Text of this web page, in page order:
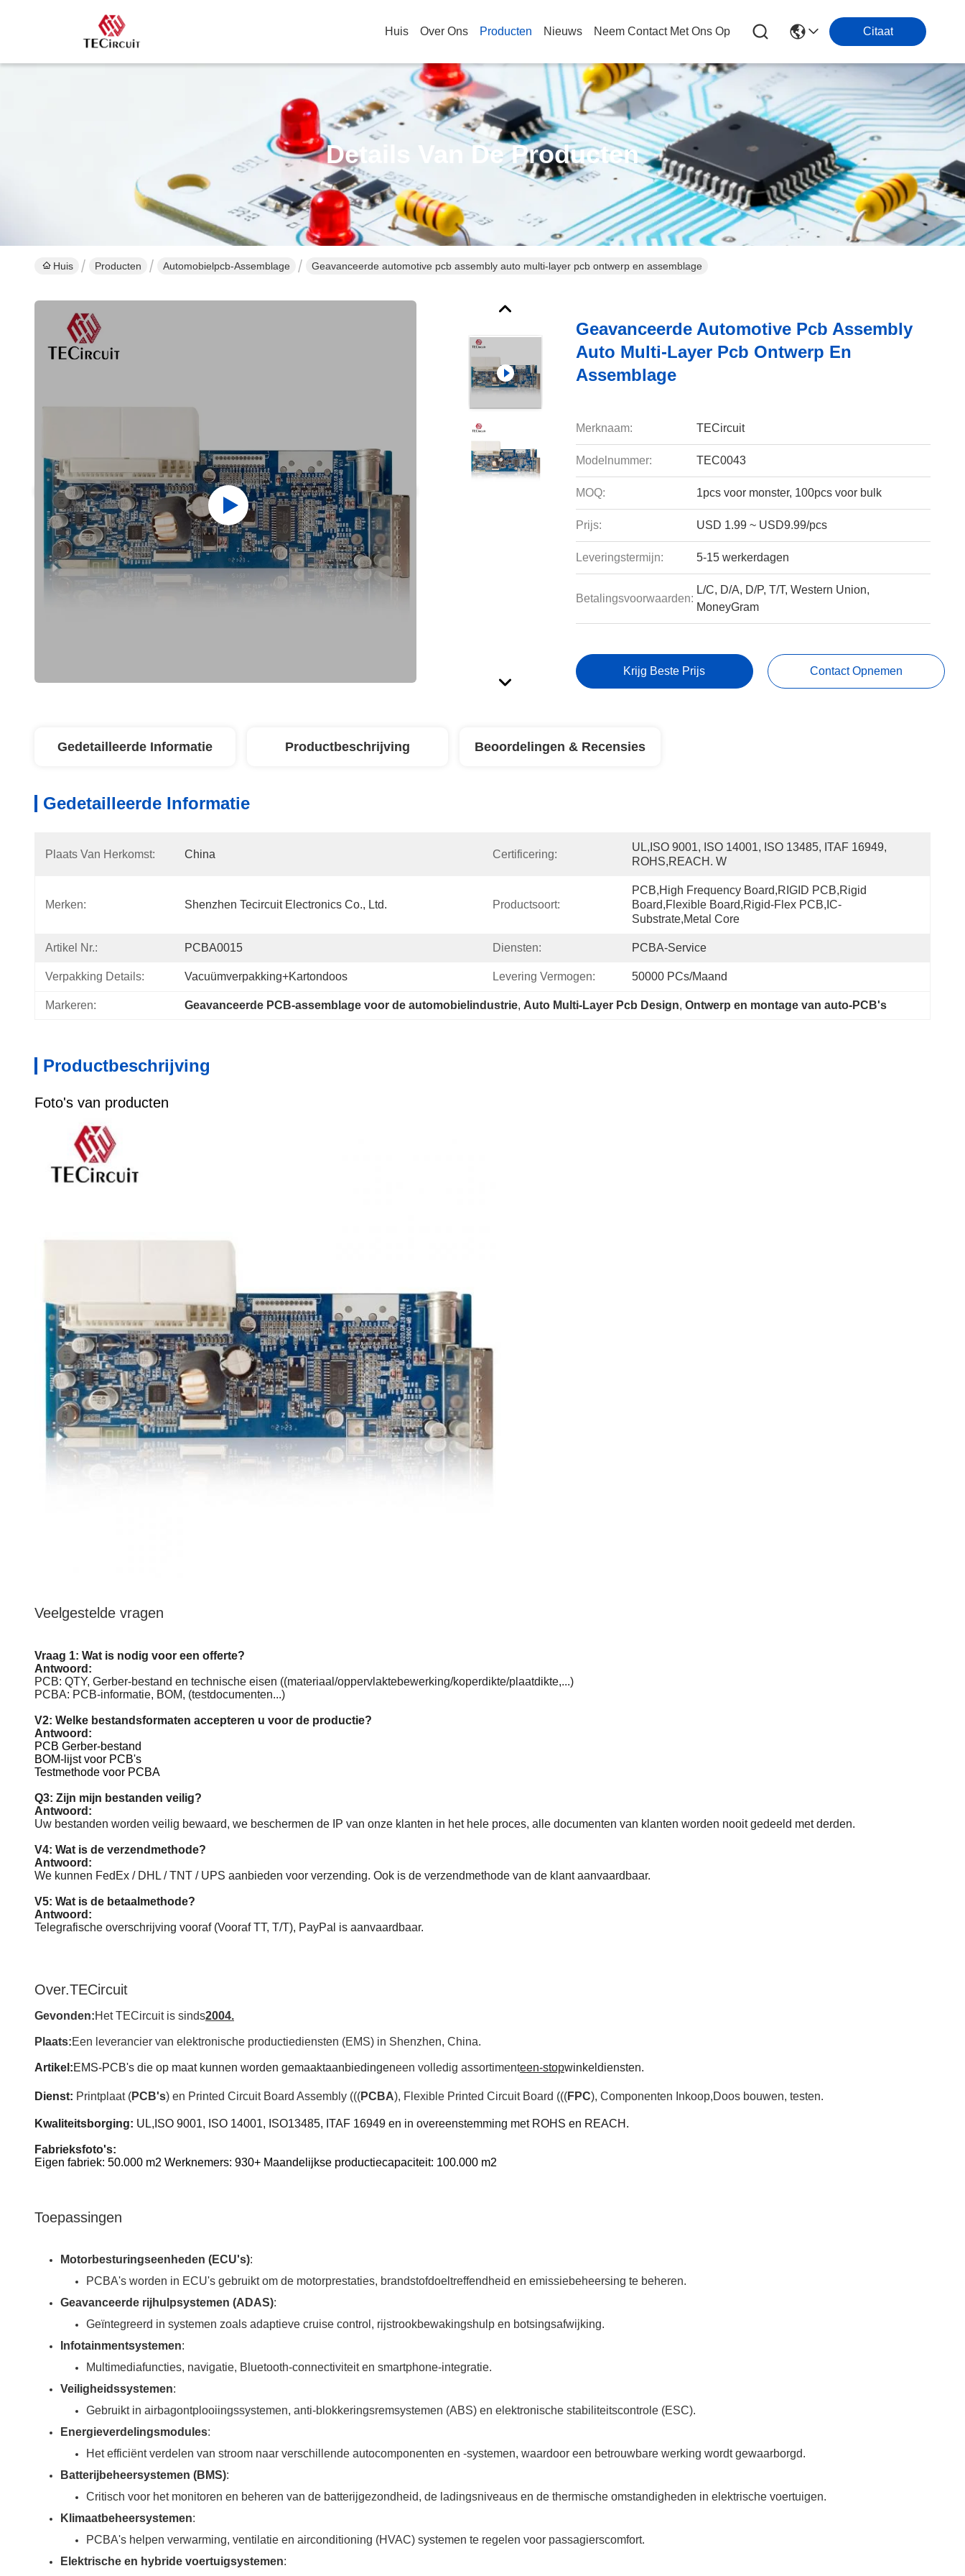
Huis Over Ons Producten Nieuws Neem Contact Met Ons Op Citaat
Details Van De Producten
Huis Producten Automobielpcb-Assemblage Geavanceerde automotive pcb assembly auto multi-layer pcb ontwerp en assemblage
Geavanceerde Automotive Pcb Assembly
Auto Multi-Layer Pcb Ontwerp En
Assemblage
Merknaam: TECircuit
Modelnummer: TEC0043
MOQ: 1pcs voor monster, 100pcs voor bulk
Prijs: USD 1.99 ~ USD9.99/pcs
Leveringstermijn: 5-15 werkerdagen
Betalingsvoorwaarden:
L/C, D/A, D/P, T/T, Western Union,
MoneyGram
Krijg Beste Prijs Contact Opnemen
Gedetailleerde Informatie Productbeschrijving Beoordelingen & Recensies
Gedetailleerde Informatie
Plaats Van Herkomst: China Certificering:
UL,ISO 9001, ISO 14001, ISO 13485, ITAF 16949,
ROHS,REACH. W
Merken: Shenzhen Tecircuit Electronics Co., Ltd. Productsoort:
PCB,High Frequency Board,RIGID PCB,Rigid
Board,Flexible Board,Rigid-Flex PCB,IC-
Substrate,Metal Core
Artikel Nr.: PCBA0015 Diensten: PCBA-Service
Verpakking Details: Vacuümverpakking+kartondoos Levering Vermogen: 50000 PCs/maand
Markeren: Geavanceerde PCB-assemblage voor de automobielindustrie, Auto Multi-Layer Pcb Design, Ontwerp en montage van auto-PCB's
Productbeschrijving
Foto's van producten
Veelgestelde vragen
Vraag 1: Wat is nodig voor een offerte?
Antwoord:
PCB: QTY, Gerber-bestand en technische eisen ((materiaal/oppervlaktebewerking/koperdikte/plaatdikte,...)
PCBA: PCB-informatie, BOM, (testdocumenten...)
V2: Welke bestandsformaten accepteren u voor de productie?
Antwoord:
PCB Gerber-bestand
BOM-lijst voor PCB's
Testmethode voor PCBA
Q3: Zijn mijn bestanden veilig?
Antwoord:
Uw bestanden worden veilig bewaard, we beschermen de IP van onze klanten in het hele proces, alle documenten van klanten worden nooit gedeeld met derden.
V4: Wat is de verzendmethode?
Antwoord:
We kunnen FedEx / DHL / TNT / UPS aanbieden voor verzending. Ook is de verzendmethode van de klant aanvaardbaar.
V5: Wat is de betaalmethode?
Antwoord:
Telegrafische overschrijving vooraf (Vooraf TT, T/T), PayPal is aanvaardbaar.
Over.TECircuit
Gevonden:Het TECircuit is sinds2004.
Plaats:Een leverancier van elektronische productiediensten (EMS) in Shenzhen, China.
Artikel:EMS-PCB's die op maat kunnen worden gemaaktaanbiedingeneen volledig assortimenteen-stopwinkeldiensten.
Dienst: Printplaat (PCB's) en Printed Circuit Board Assembly (((PCBA), Flexible Printed Circuit Board (((FPC), Componenten Inkoop,Doos bouwen, testen.
Kwaliteitsborging: UL,ISO 9001, ISO 14001, ISO13485, ITAF 16949 en in overeenstemming met ROHS en REACH.
Fabrieksfoto's:
Eigen fabriek: 50.000 m2 Werknemers: 930+ Maandelijkse productiecapaciteit: 100.000 m2
Toepassingen
Motorbesturingseenheden (ECU's):
PCBA's worden in ECU's gebruikt om de motorprestaties, brandstofdoeltreffendheid en emissiebeheersing te beheren.
Geavanceerde rijhulpsystemen (ADAS):
Geïntegreerd in systemen zoals adaptieve cruise control, rijstrookbewakingshulp en botsingsafwijking.
Infotainmentsystemen:
Multimediafuncties, navigatie, Bluetooth-connectiviteit en smartphone-integratie.
Veiligheidssystemen:
Gebruikt in airbagontplooiingssystemen, anti-blokkeringsremsystemen (ABS) en elektronische stabiliteitscontrole (ESC).
Energieverdelingsmodules:
Het efficiënt verdelen van stroom naar verschillende autocomponenten en -systemen, waardoor een betrouwbare werking wordt gewaarborgd.
Batterijbeheersystemen (BMS):
Critisch voor het monitoren en beheren van de batterijgezondheid, de ladingsniveaus en de thermische omstandigheden in elektrische voertuigen.
Klimaatbeheersystemen:
PCBA's helpen verwarming, ventilatie en airconditioning (HVAC) systemen te regelen voor passagierscomfort.
Elektrische en hybride voertuigsystemen: